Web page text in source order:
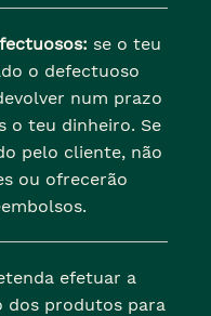
se o teu
o defectuoso
num prazo
o teu dinheiro. Se
pelo cliente, não
ou ofrecerão
efetuar a
dos produtos para